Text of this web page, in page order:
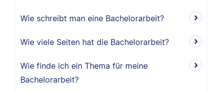
Wie schreibt man eine Bachelorarbeit?
Wie viele Seiten hat die Bachelorarbeit?
Wie finde ich ein Thema für meine
Bachelorarbeit?